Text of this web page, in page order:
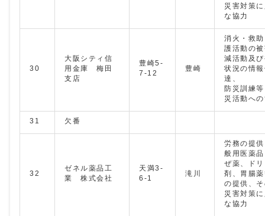
災害対策
な協力
30
大阪シティ信
用金庫 梅田
支店
豊崎5-
7-12
豊崎
消火・救
護活動の
減活動及
状況の情
達、
防災訓練
災活動へ
31 欠番
32
ゼネル薬品工
業 株式会社
天満3-
6-1
滝川
労務の提
般用医薬
ぜ薬、ド
剤、胃腸
の提供、
災害対策
な協力